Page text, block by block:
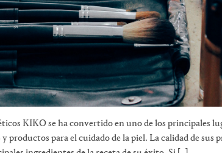
KIKO se ha convertido en uno de los principales
productos para el cuidado de la piel. La calidad de sus